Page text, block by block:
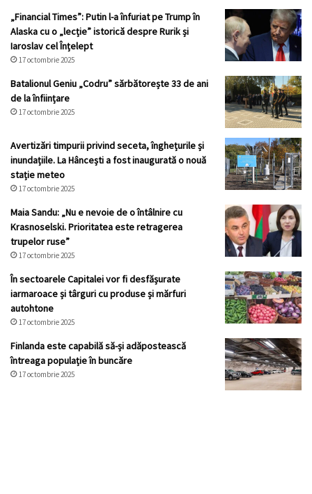
„Financial Times”: Putin l-a înfuriat pe Trump în
Alaska cu o „lecție” istorică despre Rurik și
Iaroslav cel Înțelept
17 octombrie 2025
Batalionul Geniu „Codru” sărbătorește 33 de ani
de la înființare
17 octombrie 2025
Avertizări timpurii privind seceta, înghețurile și
inundațiile. La Hâncești a fost inaugurată o nouă
stație meteo
17 octombrie 2025
Maia Sandu: „Nu e nevoie de o întâlnire cu
Krasnoselski. Prioritatea este retragerea
trupelor ruse”
17 octombrie 2025
În sectoarele Capitalei vor fi desfășurate
iarmaroace și târguri cu produse și mărfuri
autohtone
17 octombrie 2025
Finlanda este capabilă să-și adăpostească
întreaga populație în buncăre
17 octombrie 2025